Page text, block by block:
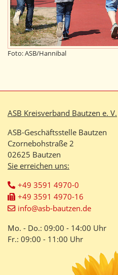
Foto: ASB/Hannibal
ASB Kreisverband Bautzen e. V.
ASB-Geschäftsstelle Bautzen
Czornebohstraße 2
02625 Bautzen
Sie erreichen uns:
+49 3591 4970-0
+49 3591 4970-16
info@asb-bautzen.de
Mo. - Do.: 09:00 - 14:00 Uhr
Fr.: 09:00 - 11:00 Uhr